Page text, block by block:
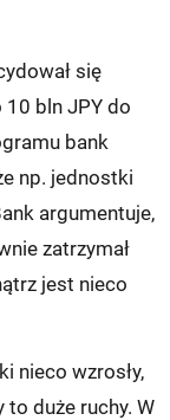
się
bln JPY do
bank
np. jednostki
argumentuje,
zatrzymał
jest nieco
nieco wzrosły,
to duże ruchy. W